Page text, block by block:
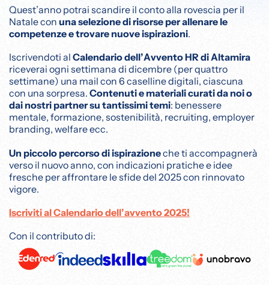
Quest’anno potrai scandire il conto alla rovescia per il
Natale con una selezione di risorse per allenare le
competenze e trovare nuove ispirazioni.
Iscrivendoti al Calendario dell’Avvento HR di Altamira
riceverai ogni settimana di dicembre (per quattro
settimane) una mail con 6 caselline digitali, ciascuna
con una sorpresa. Contenuti e materiali curati da noi o
dai nostri partner su tantissimi temi: benessere
mentale, formazione, sostenibilità, recruiting, employer
branding, welfare ecc.
Un piccolo percorso di ispirazioneche ti accompagnerà
verso il nuovo anno, con indicazioni pratiche e idee
fresche per affrontare le sfide del 2025 con rinnovato
vigore.
Iscriviti al Calendario dell’avvento 2025!
Con il contributo di: